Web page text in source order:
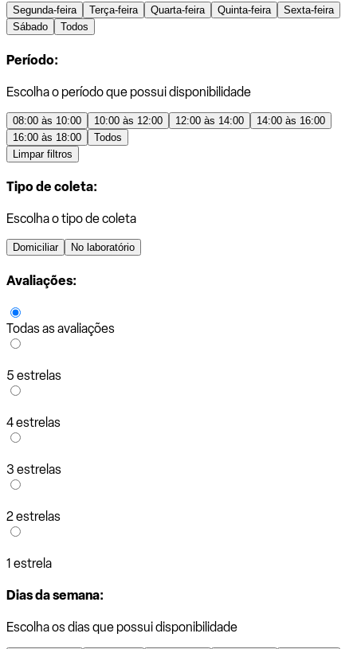
Segunda-feira Terça-feira Quarta-feira Quinta-feira
Sexta-feira
Sábado
Todos
Período:
Escolha o período que possui disponibilidade
08:00 às 10:00 10:00 às 12:00 12:00 às 14:00
14:00 às 16:00
16:00 às 18:00
Todos
Limpar filtros
Tipo de coleta:
Escolha o tipo de coleta
Domiciliar No laboratório
Avaliações:
Todas as avaliações
5 estrelas
4 estrelas
3 estrelas
2 estrelas
1 estrela
Dias da semana:
Escolha os dias que possui disponibilidade